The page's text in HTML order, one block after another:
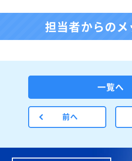
担当者からの
前へ
一覧へ